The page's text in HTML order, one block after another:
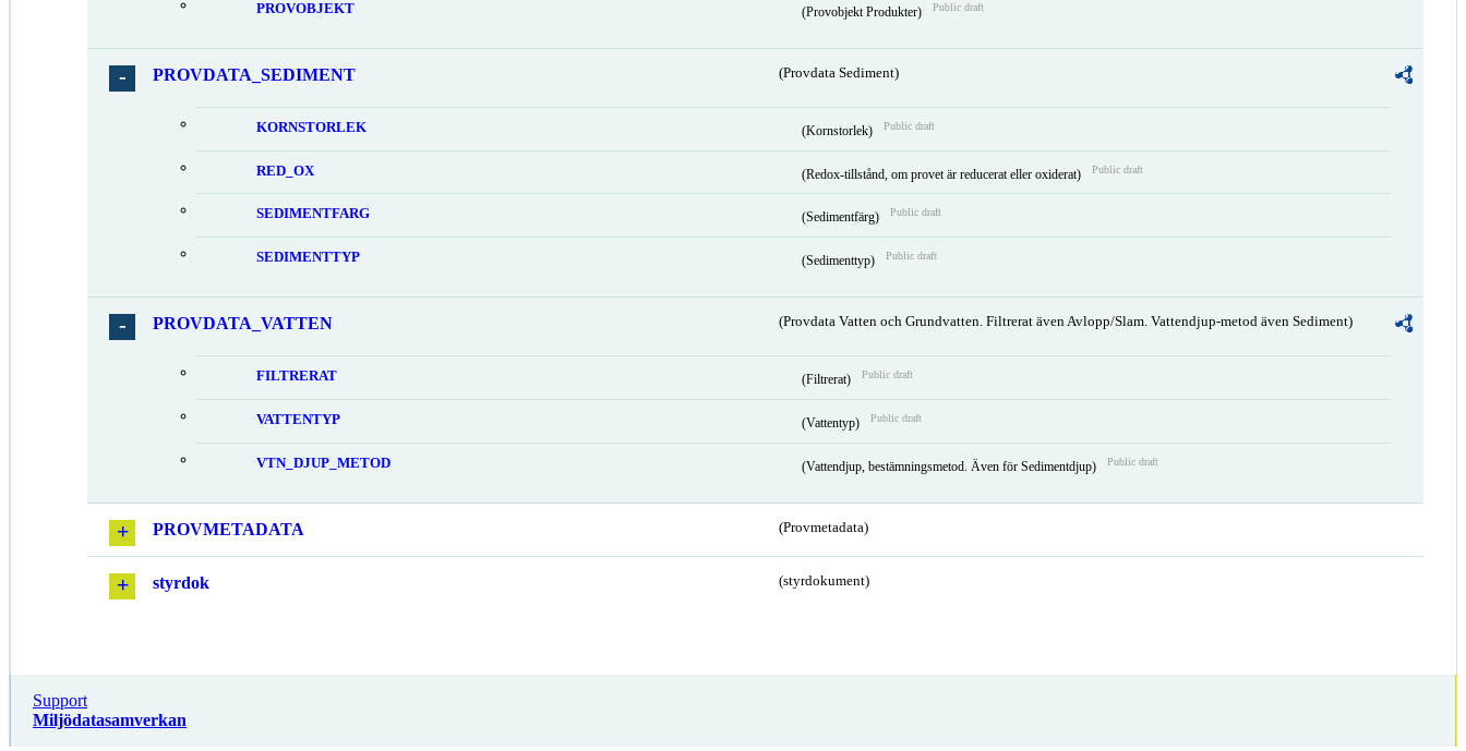
PROVOBJEKT (Provobjekt Produkter) Public draft
PROVDATA_SEDIMENT (Provdata Sediment)
KORNSTORLEK (Kornstorlek) Public draft
RED_OX (Redox-tillstånd, om provet är reducerat eller oxiderat) Public draft
SEDIMENTFARG (Sedimentfärg) Public draft
SEDIMENTTYP (Sedimenttyp) Public draft
PROVDATA_VATTEN (Provdata Vatten och Grundvatten. Filtrerat även Avlopp/Slam. Vattendjup-metod även Sediment)
FILTRERAT (Filtrerat) Public draft
VATTENTYP (Vattentyp) Public draft
VTN_DJUP_METOD (Vattendjup, bestämningsmetod. Även för Sedimentdjup) Public draft
PROVMETADATA (Provmetadata)
styrdok (styrdokument)
Support
Miljödatasamverkan